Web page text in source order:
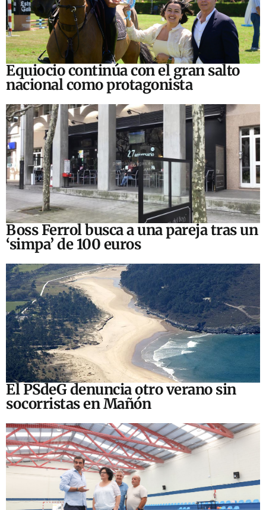
Equiocio continúa con el gran salto
nacional como protagonista
Boss Ferrol busca a una pareja tras un
‘simpa’ de 100 euros
El PSdeG denuncia otro verano sin
socorristas en Mañón